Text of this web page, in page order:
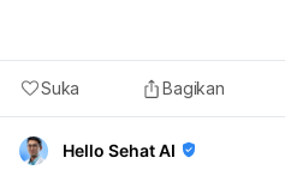
Suka Bagikan
Hello Sehat AI